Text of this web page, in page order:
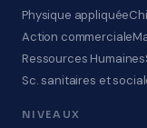
Physique appliquée
Action commerciale
Ressources Humaines
Sc. sanitaires et
NIVEAUX